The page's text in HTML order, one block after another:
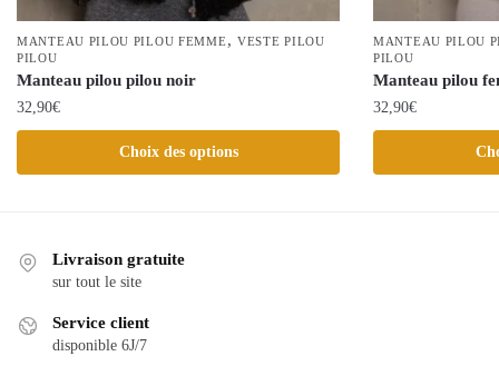
MANTEAU PILOU PILOU FEMME, VESTE PILOU
PILOU
Manteau pilou pilou noir
32,90€
Choix des options
produit
variations.
peuvent
MANTEAU PILOU
PILOU
Manteau pilou
32,90€
produit
Livraison gratuite
sur tout le site
Service client
disponible 6J/7